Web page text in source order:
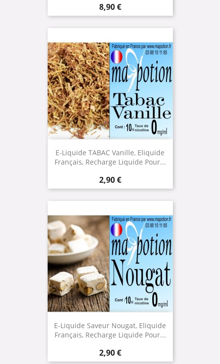
Prix
8,90 €
E-Liquide TABAC Vanille, Eliquide
Français, Recharge Liquide Pour...
Prix
2,90 €
E-Liquide Saveur Nougat, Eliquide
Français, Recharge Liquide Pour...
Prix
2,90 €